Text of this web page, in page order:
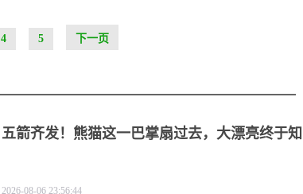
4 5 下一页
五箭齐发！熊猫这一巴掌扇过去，大漂亮终于知
2026-08-06 23:56:44